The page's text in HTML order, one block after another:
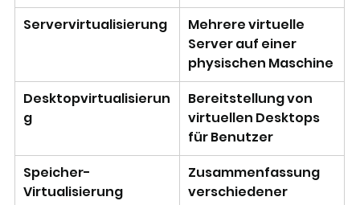
Servervirtualisierung
Mehrere virtuelle
Server auf einer
physischen Maschine
Desktopvirtualisierun
g
Bereitstellung von
virtuellen Desktops
für Benutzer
Speicher-
Virtualisierung
Zusammenfassung
verschiedener